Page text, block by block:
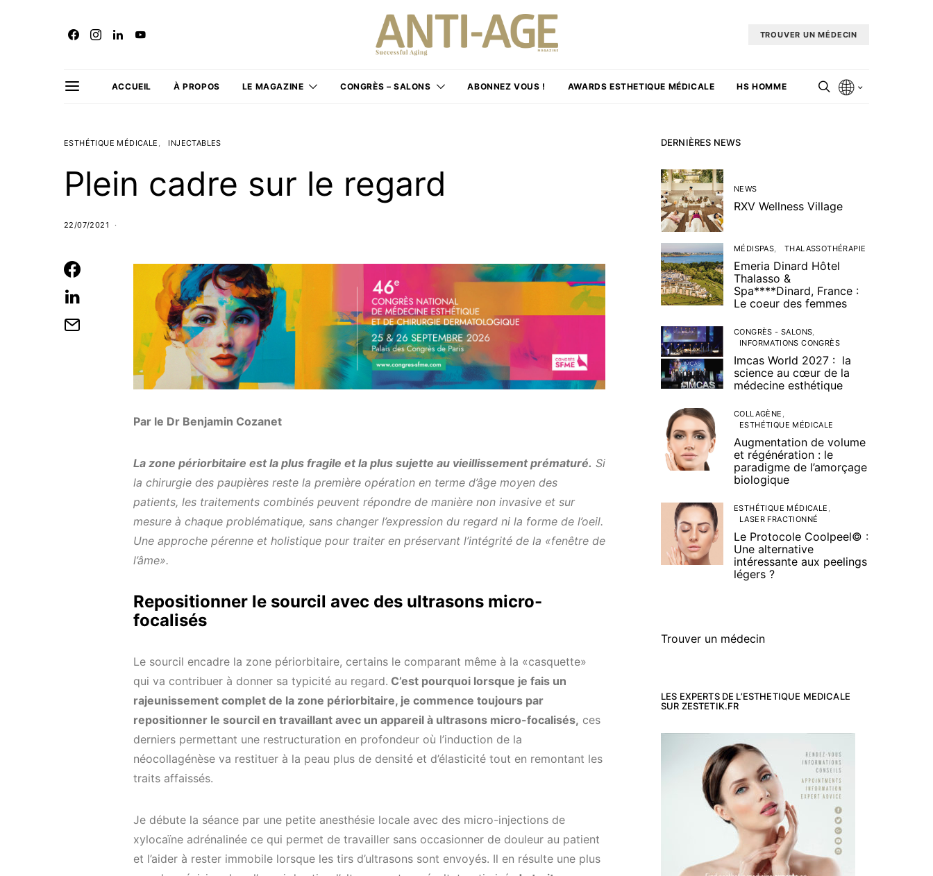
TROUVER UN MÉDECIN
ACCUEIL À PROPOS LE MAGAZINE CONGRÈS – SALONS ABONNEZ VOUS ! AWARDS ESTHETIQUE MÉDICALE HS HOMME
ESTHÉTIQUE MÉDICALE INJECTABLES
Plein cadre sur le regard
22/07/2021
Par le Dr Benjamin Cozanet
La zone périorbitaire est la plus fragile et la plus sujette au vieillissement prématuré. Si
la chirurgie des paupières reste la première opération en terme d’âge moyen des
patients, les traitements combinés peuvent répondre de manière non invasive et sur
mesure à chaque problématique, sans changer l’expression du regard ni la forme de l’oeil.
Une approche pérenne et holistique pour traiter en préservant l’intégrité de la «fenêtre de
l’âme».
Repositionner le sourcil avec des ultrasons micro-
focalisés
Le sourcil encadre la zone périorbitaire, certains le comparant même à la «casquette»
qui va contribuer à donner sa typicité au regard. C’est pourquoi lorsque je fais un
rajeunissement complet de la zone périorbitaire, je commence toujours par
repositionner le sourcil en travaillant avec un appareil à ultrasons micro-focalisés, ces
derniers permettant une restructuration en profondeur où l’induction de la
néocollagénèse va restituer à la peau plus de densité et d’élasticité tout en remontant les
traits affaissés.
Je débute la séance par une petite anesthésie locale avec des micro-injections de
xylocaïne adrénalinée ce qui permet de travailler sans occasionner de douleur au patient
et l’aider à rester immobile lorsque les tirs d’ultrasons sont envoyés. Il en résulte une plus
DERNIÈRES NEWS
NEWS
RXV Wellness Village
MÉDISPAS THALASSOTHÉRAPIE
Emeria Dinard Hôtel
Thalasso &
Spa****Dinard, France :
Le coeur des femmes
CONGRÈS - SALONS
INFORMATIONS CONGRÈS
Imcas World 2027 : la
science au cœur de la
médecine esthétique
COLLAGÈNE
ESTHÉTIQUE MÉDICALE
Augmentation de volume
et régénération : le
paradigme de l’amorçage
biologique
ESTHÉTIQUE MÉDICALE
LASER FRACTIONNÉ
Le Protocole Coolpeel© :
Une alternative
intéressante aux peelings
légers ?
Trouver un médecin
LES EXPERTS DE L’ESTHETIQUE MEDICALE
SUR ZESTETIK.FR